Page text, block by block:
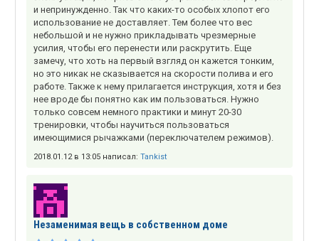
и непринужденно. Так что каких-то особых хлопот его
использование не доставляет. Тем более что вес
небольшой и не нужно прикладывать чрезмерные
усилия, чтобы его перенести или раскрутить. Еще
замечу, что хоть на первый взгляд он кажется тонким,
но это никак не сказывается на скорости полива и его
работе. Также к нему прилагается инструкция, хотя и без
нее вроде бы понятно как им пользоваться. Нужно
только совсем немного практики и минут 20-30
тренировки, чтобы научиться пользоваться
имеющимися рычажками (переключателем режимов).
2018.01.12 в 13:05 написал: Tankist
Незаменимая вещь в собственном доме